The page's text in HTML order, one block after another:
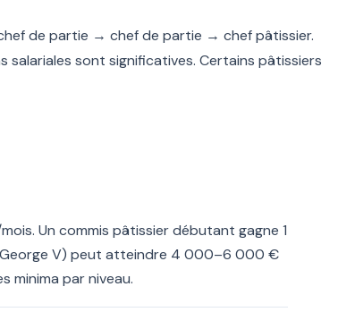
de partie → chef de partie → chef pâtissier.
sont significatives. Certains pâtissiers
Un commis pâtissier débutant gagne 1
George V) peut atteindre 4 000–6 000 €
minima par niveau.